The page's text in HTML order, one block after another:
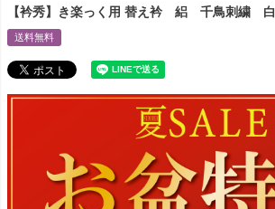
【衿秀】き楽っく用 替え衿 絽 千鳥刺繍 白
送料無料